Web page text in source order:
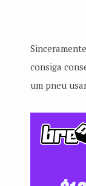
consiga
um pneu